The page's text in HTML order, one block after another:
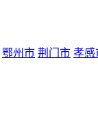
鄂州市 荆门市 孝感